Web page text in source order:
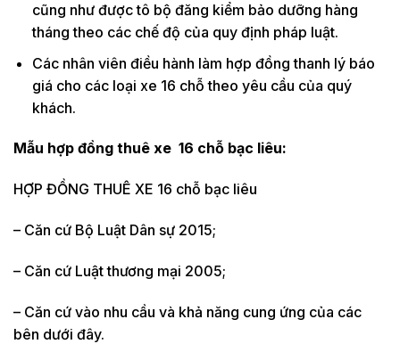
cũng như được tô bộ đăng kiểm bảo dưỡng hàng
tháng theo các chế độ của quy định pháp luật.
Các nhân viên điều hành làm hợp đồng thanh lý báo
giá cho các loại xe 16 chỗ theo yêu cầu của quý
khách.
Mẫu hợp đồng thuê xe 16 chỗ bạc liêu:
HỢP ĐỒNG THUÊ XE 16 chỗ bạc liêu
– Căn cứ Bộ Luật Dân sự 2015;
– Căn cứ Luật thương mại 2005;
– Căn cứ vào nhu cầu và khả năng cung ứng của các
bên dưới đây.